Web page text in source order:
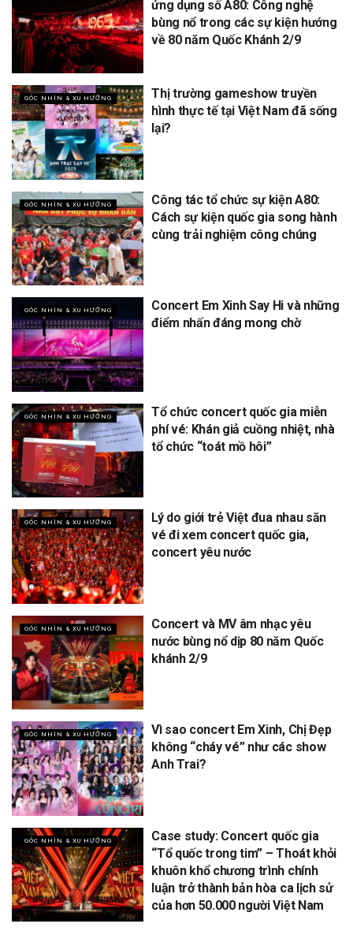
ứng dụng số A80: Công nghệ
bùng nổ trong các sự kiện hướng
về 80 năm Quốc Khánh 2/9
GÓC NHÌN & XU HƯỚNG
Thị trường gameshow truyền
hình thực tế tại Việt Nam đã sống
lại?
GÓC NHÌN & XU HƯỚNG
Công tác tổ chức sự kiện A80:
Cách sự kiện quốc gia song hành
cùng trải nghiệm công chúng
GÓC NHÌN & XU HƯỚNG
Concert Em Xinh Say Hi và những
điểm nhấn đáng mong chờ
GÓC NHÌN & XU HƯỚNG
Tổ chức concert quốc gia miễn
phí vé: Khán giả cuồng nhiệt, nhà
tổ chức “toát mồ hôi”
GÓC NHÌN & XU HƯỚNG
Lý do giới trẻ Việt đua nhau săn
vé đi xem concert quốc gia,
concert yêu nước
GÓC NHÌN & XU HƯỚNG
Concert và MV âm nhạc yêu
nước bùng nổ dịp 80 năm Quốc
khánh 2/9
GÓC NHÌN & XU HƯỚNG
Vì sao concert Em Xinh, Chị Đẹp
không “cháy vé” như các show
Anh Trai?
GÓC NHÌN & XU HƯỚNG
Case study: Concert quốc gia
“Tổ quốc trong tim” – Thoát khỏi
khuôn khổ chương trình chính
luận trở thành bản hòa ca lịch sử
của hơn 50.000 người Việt Nam